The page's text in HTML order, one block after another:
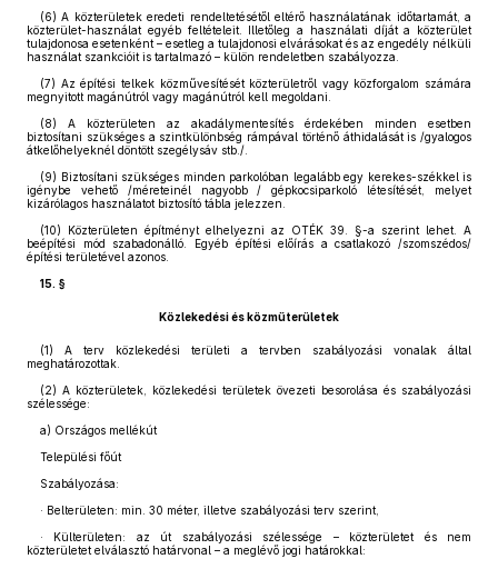
(6) A közterületek eredeti rendeltetésétől eltérő használatának időtartamát, a
közterület-használat egyéb feltételeit. Illetőleg a használati díját a közterület
tulajdonosa esetenként – esetleg a tulajdonosi elvárásokat és az engedély nélküli
használat szankcióit is tartalmazó – külön rendeletben szabályozza.
(7) Az építési telkek közművesítését közterületről vagy közforgalom számára
megnyitott magánútról vagy magánútról kell megoldani.
(8) A közterületen az akadálymentesítés érdekében minden esetben
biztosítani szükséges a szintkülönbség rámpával történő áthidalását is /gyalogos
átkelőhelyeknél döntött szegélysáv stb./.
(9) Biztosítani szükséges minden parkolóban legalább egy kerekes-székkel is
igénybe vehető /méreteinél nagyobb / gépkocsiparkoló létesítését, melyet
kizárólagos használatot biztosító tábla jelezzen.
(10) Közterületen építményt elhelyezni az OTÉK 39. §-a szerint lehet. A
beépítési mód szabadonálló. Egyéb építési előírás a csatlakozó /szomszédos/
építési területével azonos.
15. §
Közlekedési és közműterületek
(1) A terv közlekedési területi a tervben szabályozási vonalak által
meghatározottak.
(2) A közterületek, közlekedési területek övezeti besorolása és szabályozási
szélessége:
a) Országos mellékút
Települési főút
Szabályozása:
· Belterületen: min. 30 méter, illetve szabályozási terv szerint,
· Külterületen: az út szabályozási szélessége – közterületet és nem
közterületet elválasztó határvonal – a meglévő jogi határokkal: